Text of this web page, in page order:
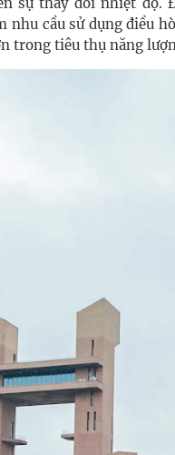
nhu cầu sử dụng điều
trong tiêu thụ năng